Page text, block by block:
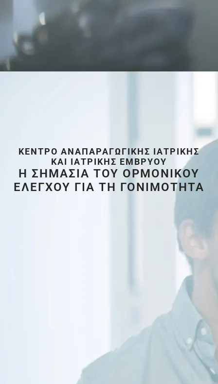
ΚΈΝΤΡΟ ΑΝΑΠΑΡΑΓΩΓΙΚΉΣ ΙΑΤΡΙΚΉΣ
ΚΑΙ ΙΑΤΡΙΚΉΣ ΕΜΒΡΎΟΥ
Η ΣΗΜΑΣΙΑ ΤΟΥ ΟΡΜΟΝΙΚΟΥ
ΕΛΕΓΧΟΥ ΓΙΑ ΤΗ ΓΟΝΙΜΟΤΗΤΑ